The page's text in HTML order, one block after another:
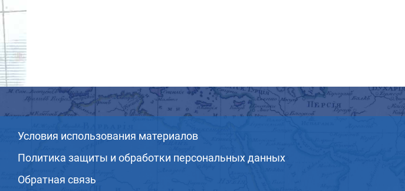
Условия использования материалов
Политика защиты и обработки персональных данных
Обратная связь